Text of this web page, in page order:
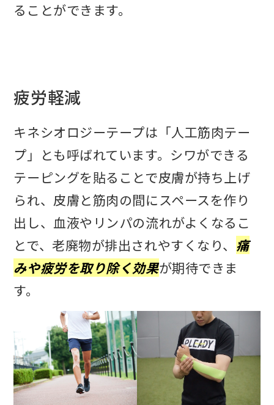
ることができます。
疲労軽減
キネシオロジーテープは「人工筋肉テー
プ」とも呼ばれています。シワができる
テーピングを貼ることで皮膚が持ち上げ
られ、皮膚と筋肉の間にスペースを作り
出し、血液やリンパの流れがよくなるこ
とで、老廃物が排出されやすくなり、 痛
みや疲労を取り除く効果が期待できま
す。